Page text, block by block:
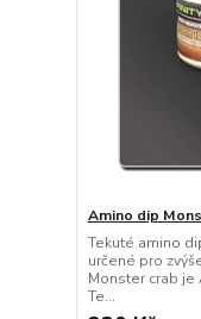
Amino dip
Tekuté amino
určené pro
Monster crab je
Te...